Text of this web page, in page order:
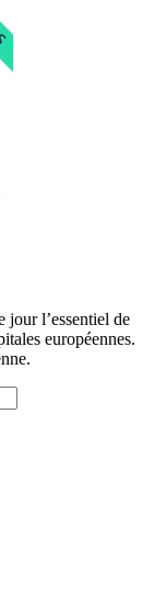
jour l’essentiel de
européennes.